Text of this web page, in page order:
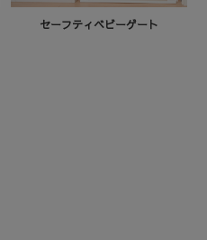
セーフティベビーゲート